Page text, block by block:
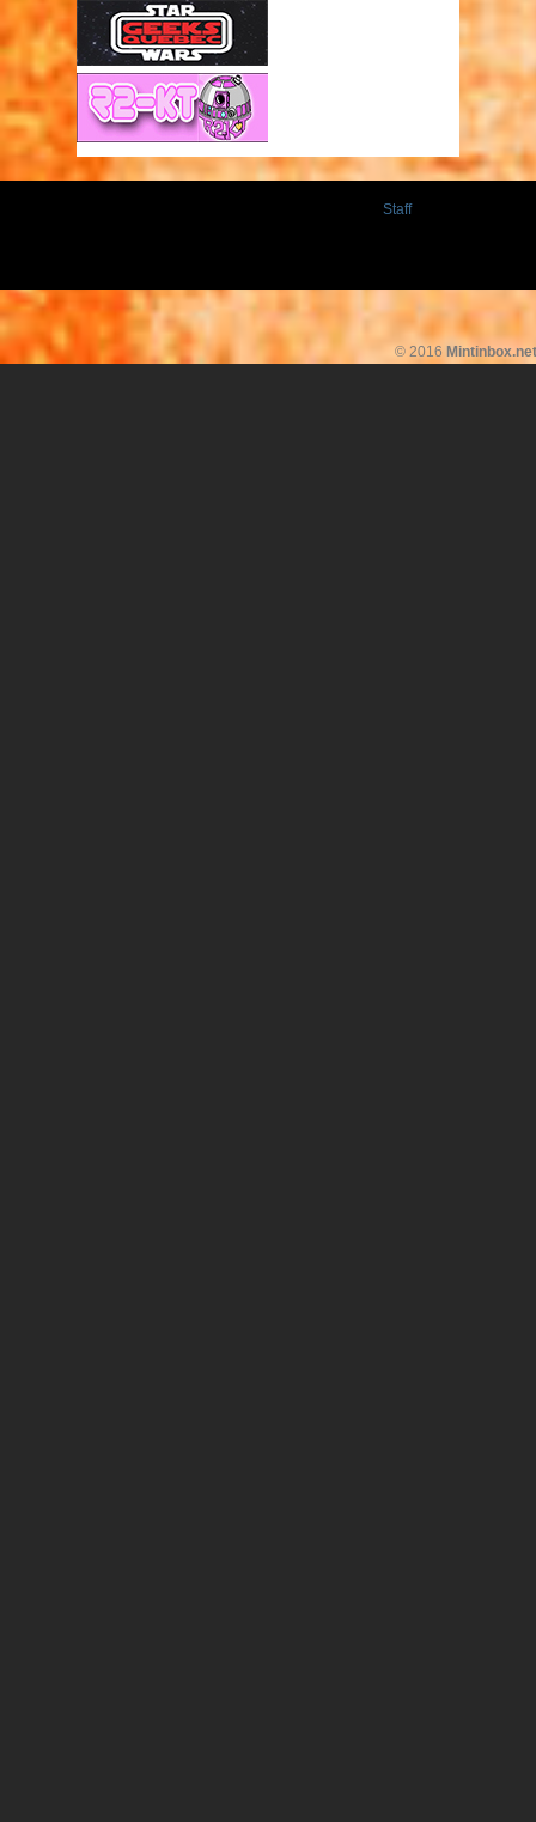
Staff
© 2016 Mintinbox.net